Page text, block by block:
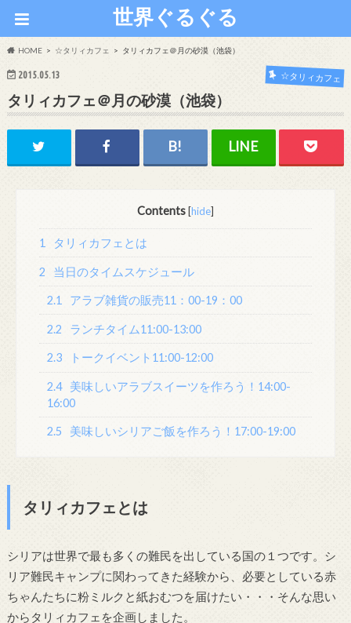
世界ぐるぐる
HOME ☆タリィカフェ タリィカフェ＠月の砂漠（池袋）
2015.05.13 ☆タリィカフェ
タリィカフェ＠月の砂漠（池袋）
Contents[hide]
1 タリィカフェとは
2 当日のタイムスケジュール
2.1 アラブ雑貨の販売11：00-19：00
2.2 ランチタイム11:00-13:00
2.3 トークイベント11:00-12:00
2.4
美味しいアラブスイーツを作ろう！14:00-
16:00
2.5 美味しいシリアご飯を作ろう！17:00-19:00
タリィカフェとは
シリアは世界で最も多くの難民を出している国の１つです。シ
リア難民キャンプに関わってきた経験から、必要としている赤
ちゃんたちに粉ミルクと紙おむつを届けたい・・・そんな思い
からタリィカフェを企画しました。